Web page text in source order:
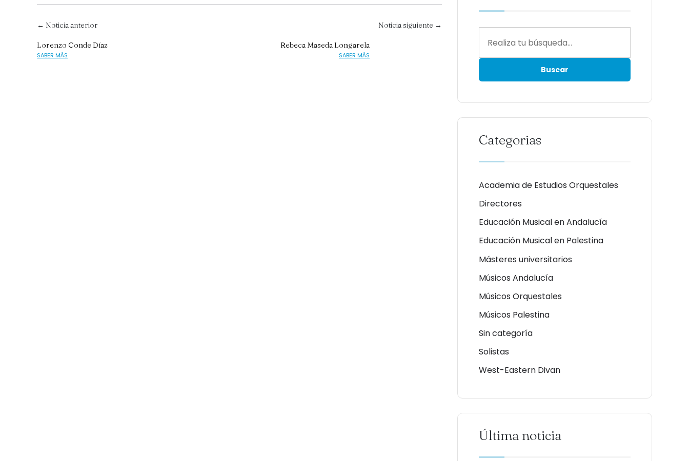
← Noticia anterior
Lorenzo Conde Díaz
SABER MÁS
Noticia siguiente →
Rebeca Maseda Longarela
SABER MÁS
Categorias
Academia de Estudios Orquestales
Directores
Educación Musical en Andalucía
Educación Musical en Palestina
Másteres universitarios
Músicos Andalucía
Músicos Orquestales
Músicos Palestina
Sin categoría
Solistas
West-Eastern Divan
Última noticia